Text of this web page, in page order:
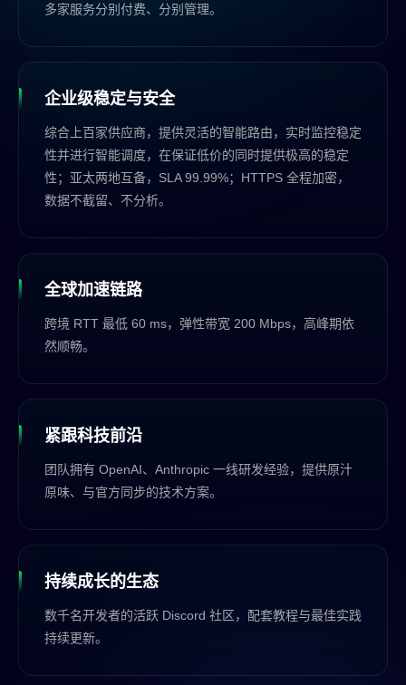
多家服务分别付费、分别管理。
企业级稳定与安全
综合上百家供应商，提供灵活的智能路由，实时监控稳定
性并进行智能调度，在保证低价的同时提供极高的稳定
性；亚太两地互备，SLA 99.99%；HTTPS 全程加密，
数据不截留、不分析。
全球加速链路
跨境 RTT 最低 60 ms，弹性带宽 200 Mbps，高峰期依
然顺畅。
紧跟科技前沿
团队拥有 OpenAI、Anthropic 一线研发经验，提供原汁
原味、与官方同步的技术方案。
持续成长的生态
数千名开发者的活跃 Discord 社区，配套教程与最佳实践
持续更新。